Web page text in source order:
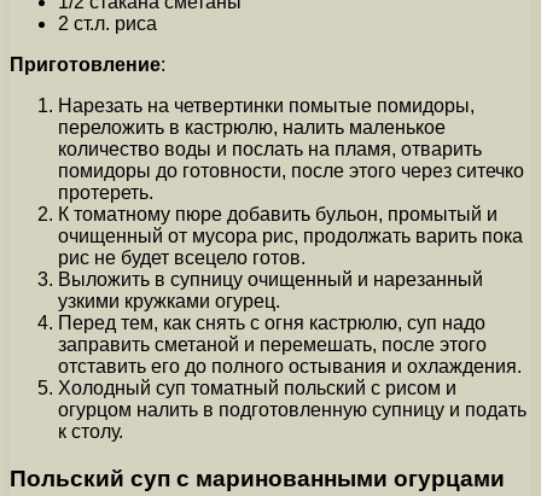
2 ст.л. риса
Приготовление:
Нарезать на четвертинки помытые помидоры,
переложить в кастрюлю, налить маленькое
количество воды и послать на пламя, отварить
помидоры до готовности, после этого через ситечко
протереть.
К томатному пюре добавить бульон, промытый и
очищенный от мусора рис, продолжать варить пока
рис не будет всецело готов.
Выложить в супницу очищенный и нарезанный
узкими кружками огурец.
Перед тем, как снять с огня кастрюлю, суп надо
заправить сметаной и перемешать, после этого
отставить его до полного остывания и охлаждения.
Холодный суп томатный польский с рисом и
огурцом налить в подготовленную супницу и подать
к столу.
Польский суп с маринованными огурцами